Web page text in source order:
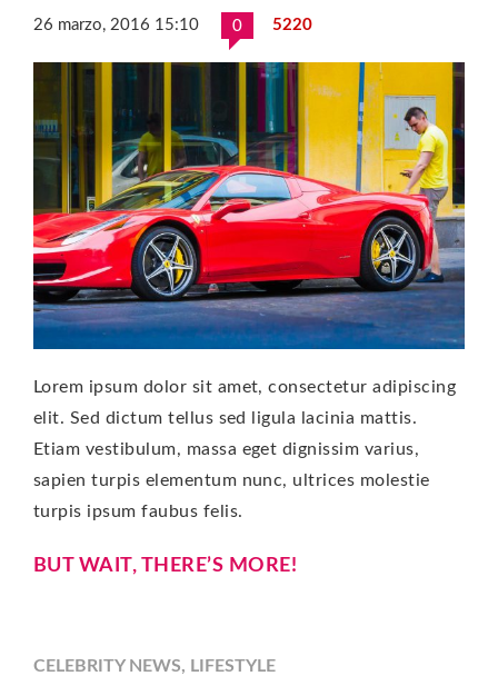
26 marzo, 2016 15:10 0 5220
Lorem ipsum dolor sit amet, consectetur adipiscing
elit. Sed dictum tellus sed ligula lacinia mattis.
Etiam vestibulum, massa eget dignissim varius,
sapien turpis elementum nunc, ultrices molestie
turpis ipsum faubus felis.
BUT WAIT, THERE’S MORE!
CELEBRITY NEWS, LIFESTYLE